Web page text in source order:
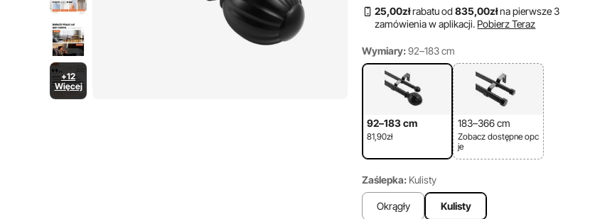
+12
Więcej
25,00złrabatu od835,00złna pierwsze 3
zamówienia w aplikacji. Pobierz Teraz
Wymiary: 92–183 cm
92–183 cm
81,90zł
183–366 cm
Zobacz dostępne opc
je
Zaślepka: Kulisty
Okrągły Kulisty